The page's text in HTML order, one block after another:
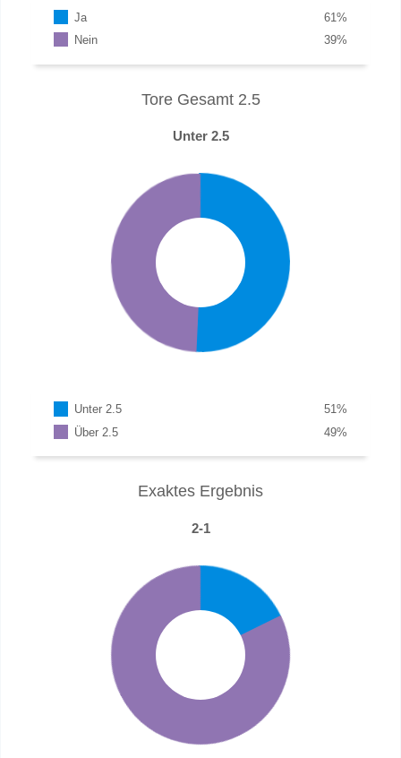
Ja %
61
Nein
%
39
Tore Gesamt 2.5
Unter 2.5
Unter 2.5 %
51
Über 2.5
%
49
Exaktes Ergebnis
2-1